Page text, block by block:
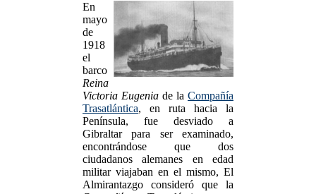
En
mayo
de
1918
el
barco
Reina
Victoria Eugenia de la Compañía
Trasatlántica, en ruta hacia la
Península, fue desviado a
Gibraltar para ser examinado,
encontrándose que dos
ciudadanos alemanes en edad
militar viajaban en el mismo, El
Almirantazgo consideró que la